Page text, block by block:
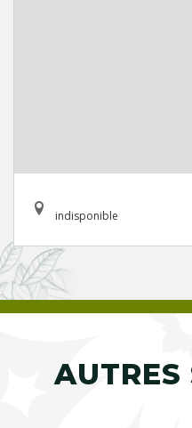
indisponible
AUTRES